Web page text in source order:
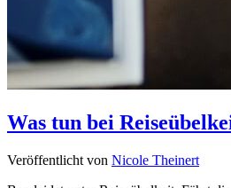
Was tun bei
Veröffentlicht von Nicole Theinert